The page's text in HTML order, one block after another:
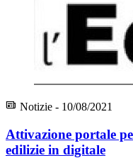
Notizie - 10/08/2021
Attivazione portale
edilizie in digitale